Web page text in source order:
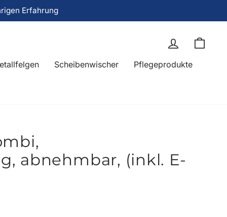
Erfahrung
Einloggen
Scheibenwischer Pflegeprodukte
abnehmbar, (inkl. E-